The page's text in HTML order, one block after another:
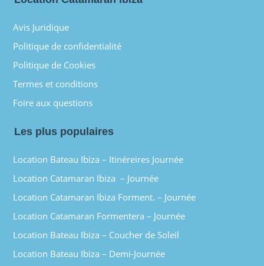
Avis Juridique
Politique de confidentialité
Politique de Cookies
Termes et conditions
Foire aux questions
Les plus populaires
Location Bateau Ibiza – Itinéreires Journée
Location Catamaran Ibiza – Journée
Location Catamaran Ibiza Forment. – Journée
Location Catamaran Formentera – Journée
Location Bateau Ibiza – Coucher de Soleil
Location Bateau Ibiza – Demi-Journée